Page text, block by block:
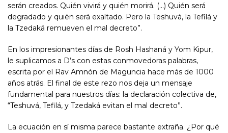
serán creados. Quién vivirá y quién morirá. (…) Quién será
degradado y quién será exaltado. Pero la Teshuvá, la Tefilá y
la Tzedaká remueven el mal decreto”.
En los impresionantes días de Rosh Hashaná y Yom Kipur,
le suplicamos a D’s con estas conmovedoras palabras,
escrita por el Rav Amnón de Maguncia hace más de 1000
años atrás. El final de este rezo nos deja un mensaje
fundamental para nuestros días: la declaración colectiva de,
“Teshuvá, Tefilá, y Tzedaká evitan el mal decreto”.
La ecuación en sí misma parece bastante extraña. ¿Por qué